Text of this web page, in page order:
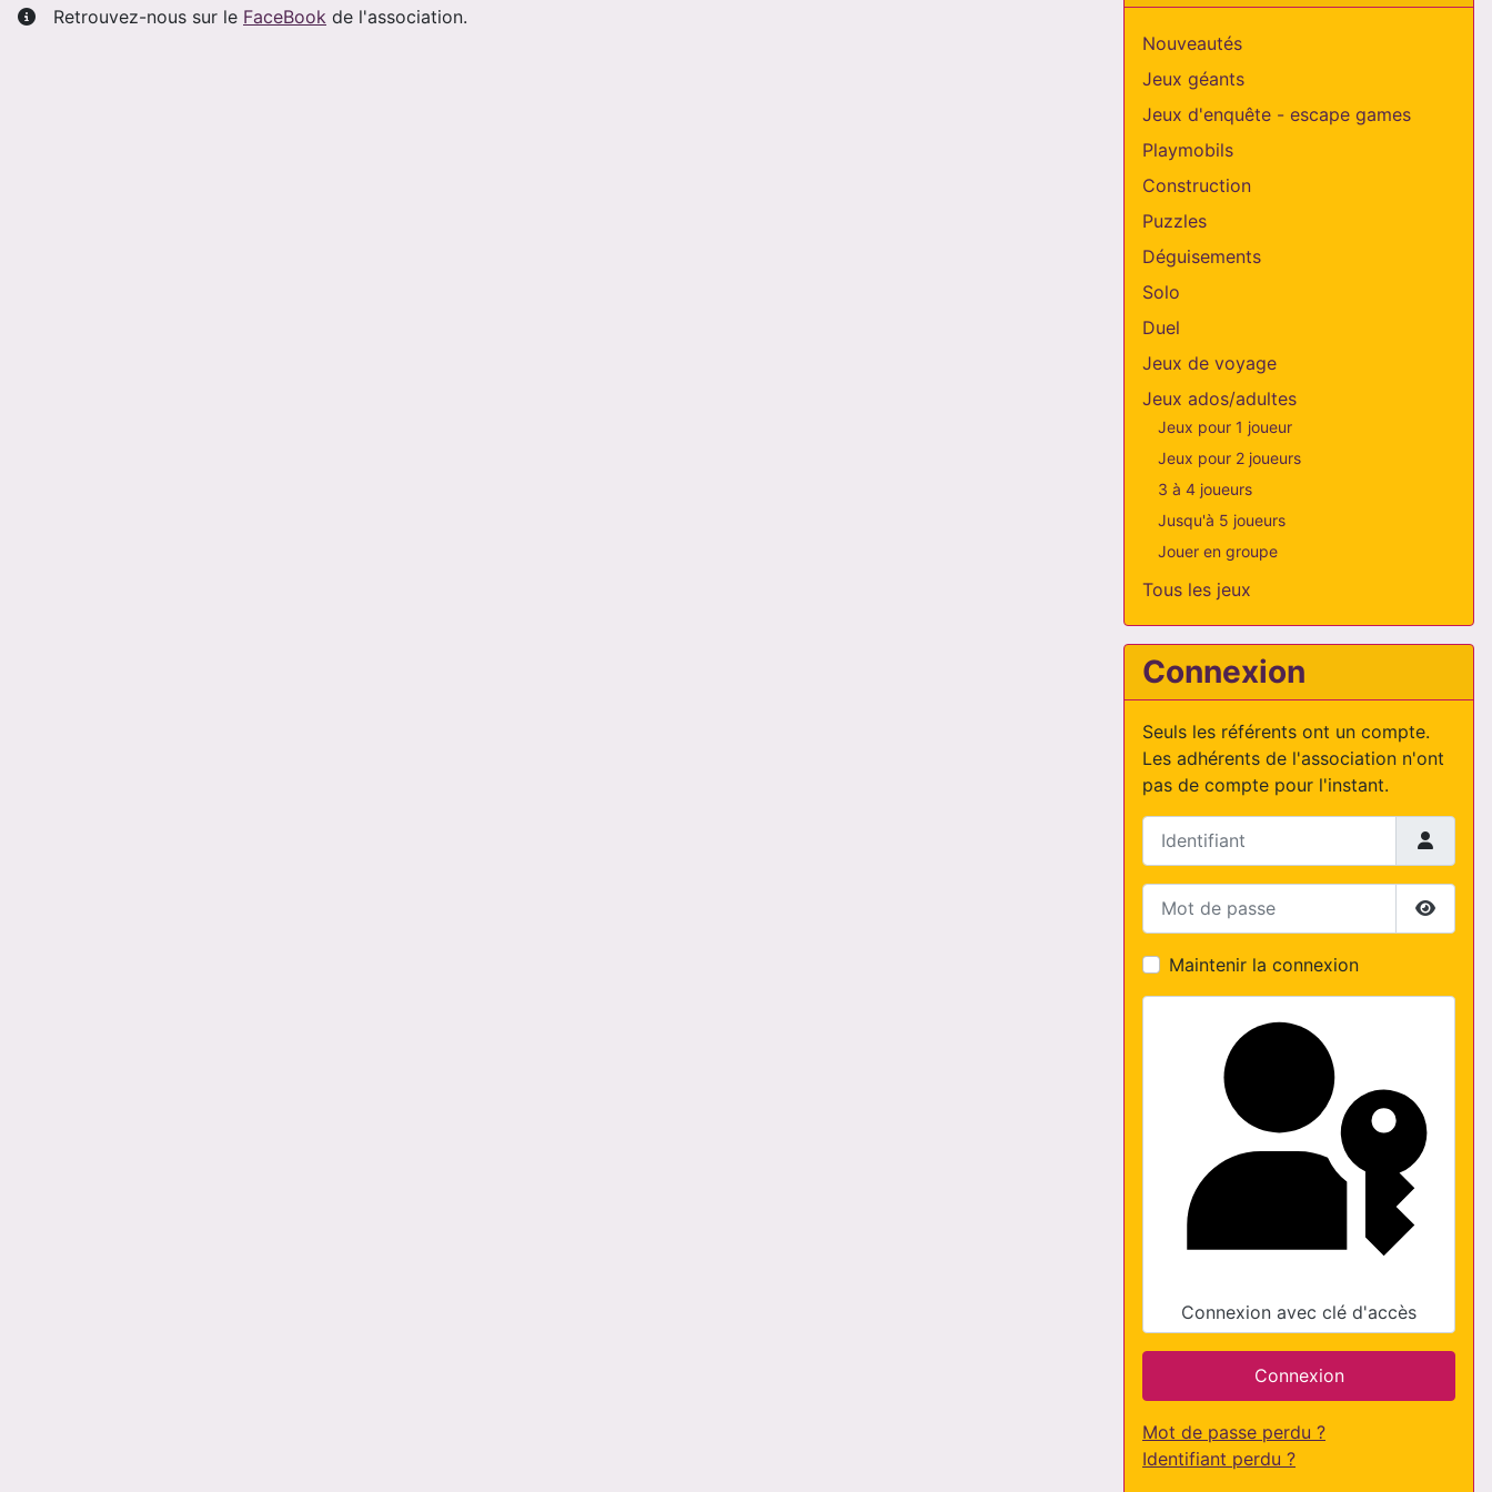
Autres informations
Retrouvez-nous sur le FaceBook de l'association.
Nouveautés
Jeux géants
Jeux d'enquête - escape games
Playmobils
Construction
Puzzles
Déguisements
Solo
Duel
Jeux de voyage
Jeux ados/adultes
Jeux pour 1 joueur
Jeux pour 2 joueurs
3 à 4 joueurs
Jusqu'à 5 joueurs
Jouer en groupe
Tous les jeux
Connexion
Seuls les référents ont un compte.
Les adhérents de l'association n'ont
pas de compte pour l'instant.
Identifiant
Mot de passe
Maintenir la connexion
Connexion avec clé d'accès
Connexion
Mot de passe perdu ?
Identifiant perdu ?